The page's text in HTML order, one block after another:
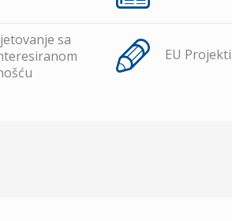
sa
EU Projekti